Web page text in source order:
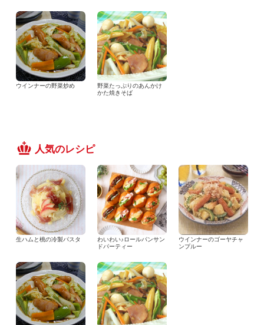
ウインナーの野菜炒め
野菜たっぷりのあんかけ
かた焼きそば
人気のレシピ
生ハムと桃の冷製パスタ
わいわい♪ロールパンサン
ドパーティー
ウインナーのゴーヤチャ
ンプルー